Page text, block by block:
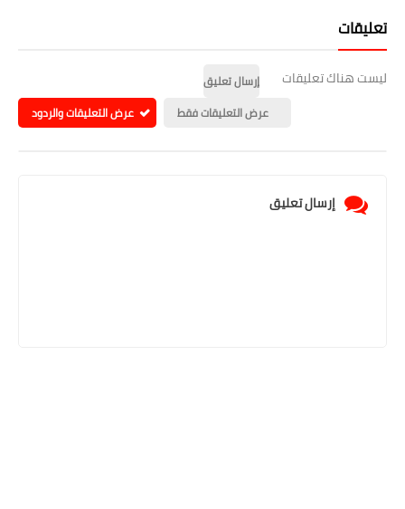
تعليقات
ليست هناك تعليقات
إرسال تعليق
عرض التعليقات فقط
عرض التعليقات والردود
إرسال تعليق